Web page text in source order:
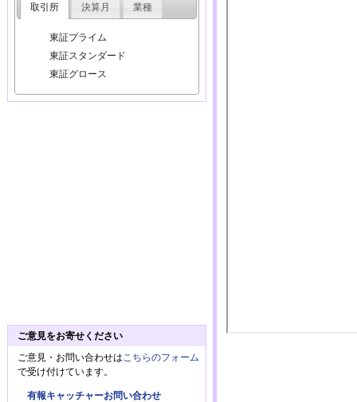
取引所 決算月 業種
東証プライム
東証スタンダード
東証グロース
ご意見をお寄せください
ご意見・お問い合わせは こちらのフォーム
で受け付けています。
有報キャッチャーお問い合わせ